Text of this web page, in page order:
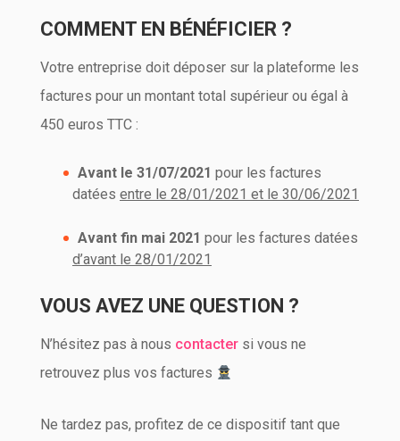
COMMENT EN BÉNÉFICIER ?
Votre entreprise doit déposer sur la plateforme les
factures pour un montant total supérieur ou égal à
450 euros TTC :
Avant le 31/07/2021 pour les factures
datées entre le 28/01/2021 et le 30/06/2021
Avant fin mai 2021 pour les factures datées
d’avant le 28/01/2021
VOUS AVEZ UNE QUESTION ?
N’hésitez pas à nous contacter si vous ne
retrouvez plus vos factures
Ne tardez pas, profitez de ce dispositif tant que